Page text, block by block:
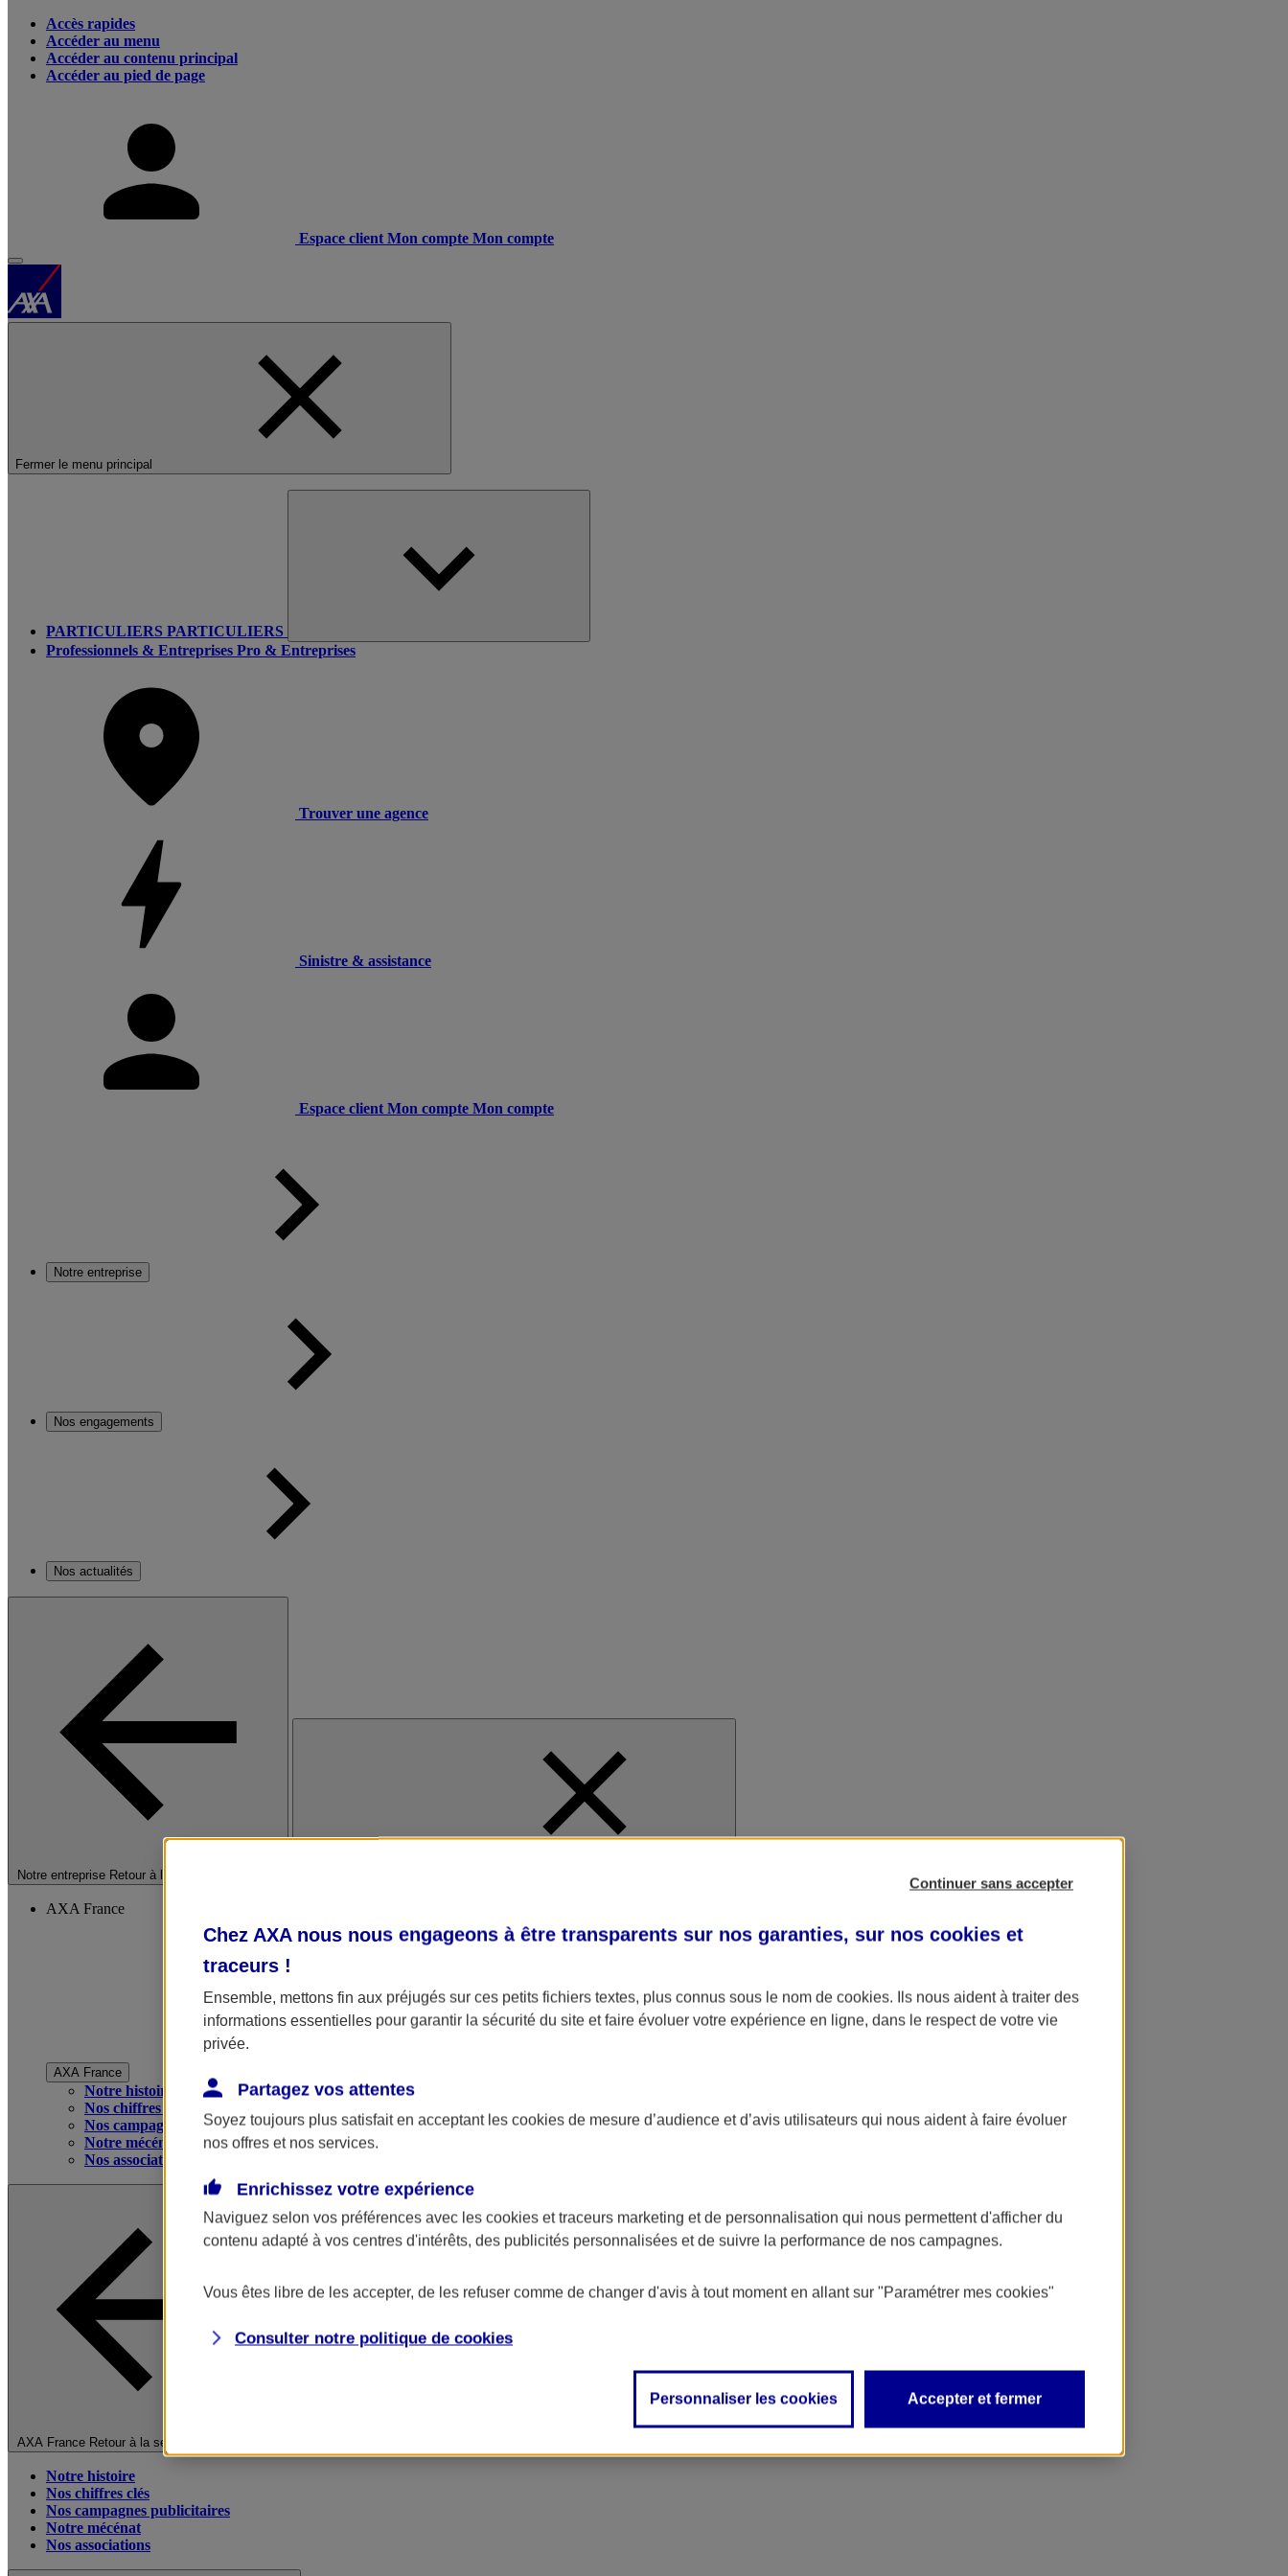
Accès rapides
Accéder au menu
Accéder au contenu principal
Accéder au pied de page
Espace client Mon compte Mon compte
Fermer le menu principal
PARTICULIERS PARTICULIERS
Professionnels & Entreprises Pro & Entreprises
Trouver une agence
Sinistre & assistance
Espace client Mon compte Mon compte
Notre entreprise
Nos engagements
Nos actualités
Notre entreprise Retour à la section précédente
AXA France
AXA France
Notre histoire
Nos chiffres clés
Nos campagnes publicitaires
Notre mécénat
Nos associations
AXA France Retour à la section précédente
Notre histoire
Nos chiffres clés
Nos campagnes publicitaires
Notre mécénat
Nos associations
Continuer sans accepter
Chez AXA nous nous engageons à être transparents sur nos garanties, sur nos cookies et
traceurs !
Ensemble, mettons fin aux préjugés sur ces petits fichiers textes, plus connus sous le nom de cookies. Ils nous aident à traiter des
informations essentielles pour garantir la sécurité du site et faire évoluer votre expérience en ligne, dans le respect de votre vie
privée.
Partagez vos attentes
Soyez toujours plus satisfait en acceptant les cookies de mesure d’audience et d’avis utilisateurs qui nous aident à faire évoluer
nos offres et nos services.
Enrichissez votre expérience
Naviguez selon vos préférences avec les cookies et traceurs marketing et de personnalisation qui nous permettent d'afficher du
contenu adapté à vos centres d'intérêts, des publicités personnalisées et de suivre la performance de nos campagnes.
Vous êtes libre de les accepter, de les refuser comme de changer d'avis à tout moment en allant sur "Paramétrer mes cookies"
Consulter notre politique de cookies
Personnaliser les cookies Accepter et fermer